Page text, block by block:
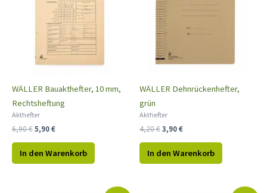
WÄLLER Bauakthefter, 10 mm,
Rechtsheftung
Akthefter
6,90€5,90€
In den Warenkorb
WÄLLER Dehnrückenhefter,
grün
Akthefter
4,20€3,90€
In den Warenkorb